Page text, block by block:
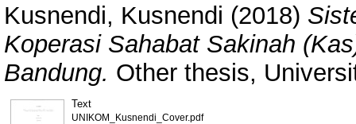
Kusnendi, Kusnendi (2018)
Koperasi Sahabat Sakinah
Bandung. Other thesis,
Text
UNIKOM_Kusnendi_Cover.pdf